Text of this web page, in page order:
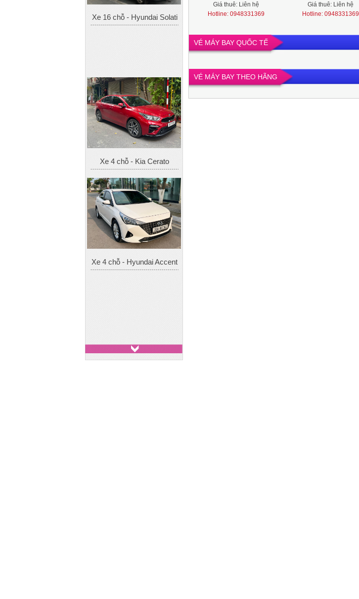
Xe 4 chỗ - Kia Cerato
Xe 4 chỗ - Hyundai Accent
Giá thuê: Liên hệ
Hotline: 0948331369
Giá thuê: Liên hệ
Hotline: 0948331369
VÉ MÁY BAY QUỐC TẾ
VÉ MÁY BAY THEO HÃNG